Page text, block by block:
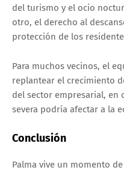
del turismo y el ocio
otro, el derecho al
protección de los
Para muchos vecinos, el
replantear el crecimiento
del sector empresarial, en
severa podría afectar a la
Conclusión
Palma vive un momento